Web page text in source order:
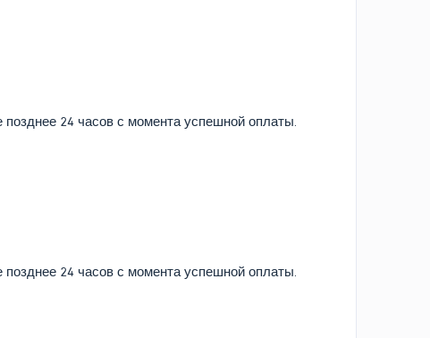
24 часов с момента успешной оплаты.
24 часов с момента успешной оплаты.